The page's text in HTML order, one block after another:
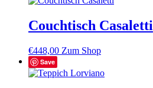
Couchtisch Casaletti
€448,00 Zum Shop
Save